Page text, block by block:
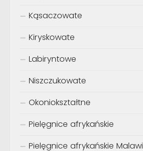
Kąsaczowate
Kiryskowate
Labiryntowe
Niszczukowate
Okoniokształtne
Pielęgnice afrykańskie
Pielęgnice afrykańskie Malawi